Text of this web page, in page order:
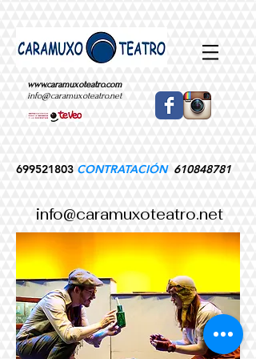
www.caramuxoteatro.com
info@caramuxoteatro.net
699521803 CONTRATACIÓN 610848781
info@caramuxoteatro.net